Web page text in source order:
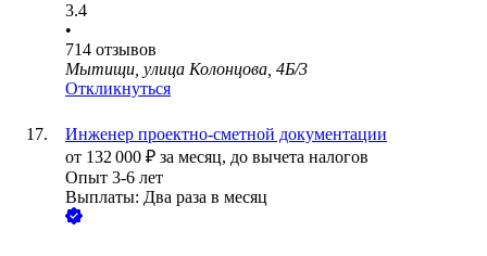
3.4
•
714 отзывов
Мытищи, улица Колонцова, 4Б/3
Откликнуться
Инженер проектно-сметной документации
от 132 000 ₽ за месяц, до вычета налогов
Опыт 3-6 лет
Выплаты: Два раза в месяц